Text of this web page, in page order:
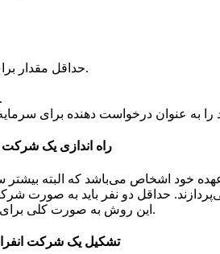
حداقل مقدار برای سرمایه‌گذاری در این شرکت ۵۰۰۰۰ یورو می‌باشد.
حداقل اعضا برای شرکت و همکاری یک نفر می‌باشد.
راه اندازی یک
خود اشخاص می‌باشد که البته
این روش به صورت کلی برای شرکت‌های کوچک و یا خانوادگی در آلمان استفاده می‌شود.
تشکیل یک شرکت